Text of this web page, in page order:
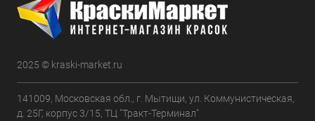
2025 © kraski-market.ru
141009, Московская обл., г. Мытищи, ул. Коммунистическая,
д. 25Г, корпус 3/15, ТЦ "Тракт-Терминал"